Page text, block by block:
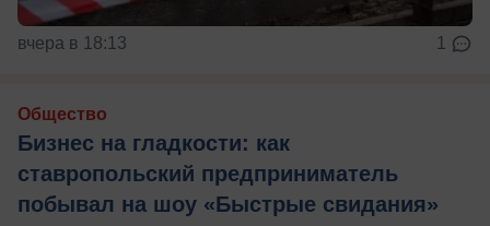
вчера в 18:13 1
Общество
Бизнес на гладкости: как
ставропольский предприниматель
побывал на шоу «Быстрые свидания»